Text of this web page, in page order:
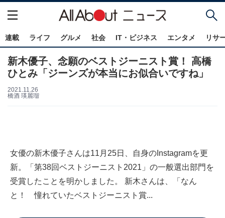
連載 ライフ グルメ 社会 IT・ビジネス エンタメ リサ
新木優子、念願のベストジーニスト賞！ 高橋
ひとみ「ジーンズが本当にお似合いですね」
2021.11.26
橋酒 瑛麗瑠
女優の新木優子さんは11月25日、自身のInstagramを更
新。「第38回ベストジーニスト2021」の一般選出部門を
受賞したことを明かしました。 新木さんは、「なん
と！ 憧れていたベストジーニスト賞...